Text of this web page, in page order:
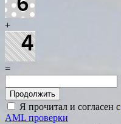
+
=
Я прочитал и согласен с
AML проверки